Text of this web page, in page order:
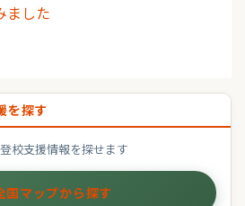
ました
を探す
校支援情報を探せます
国マップから探す